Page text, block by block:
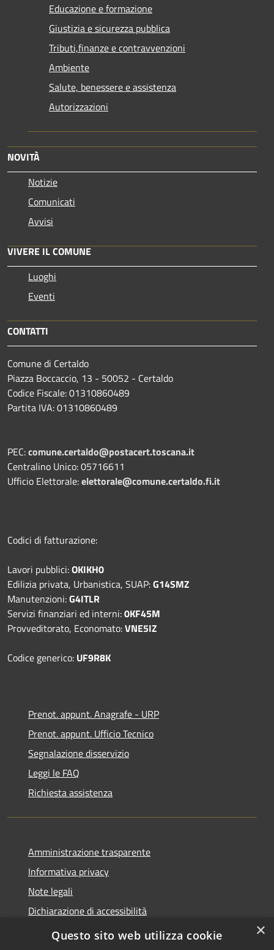
Educazione e formazione
Giustizia e sicurezza pubblica
Tributi,finanze e contravvenzioni
Ambiente
Salute, benessere e assistenza
Autorizzazioni
NOVITÀ
Notizie
Comunicati
Avvisi
VIVERE IL COMUNE
Luoghi
Eventi
CONTATTI
Comune di Certaldo
Piazza Boccaccio, 13 - 50052 - Certaldo
Codice Fiscale: 01310860489
Partita IVA: 01310860489
PEC:comune.certaldo@postacert.toscana.it
Centralino Unico: 05716611
Ufficio Elettorale:elettorale@comune.certaldo.fi.it
Codici di fatturazione:
Lavori pubblici:OKIKH0
Edilizia privata, Urbanistica, SUAP:G14SMZ
Manutenzioni:G4ITLR
Servizi finanziari ed interni:0KF45M
Provveditorato, Economato:VNE5IZ
Codice generico: UF9R8K
Prenot. appunt. Anagrafe - URP
Prenot. appunt. Ufficio Tecnico
Segnalazione disservizio
Leggi le FAQ
Richiesta assistenza
Amministrazione trasparente
Informativa privacy
Note legali
Dichiarazione di accessibilità
Whistleblowing
×
Questo sito web utilizza cookie